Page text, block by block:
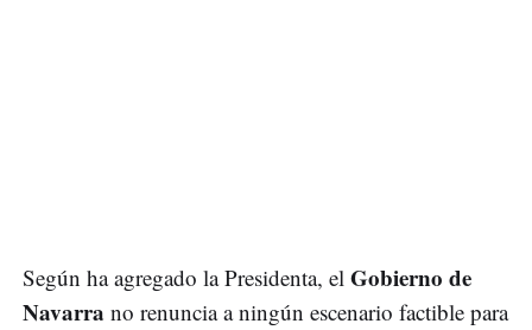
Según ha agregado la Presidenta, el Gobierno de
Navarra no renuncia a ningún escenario factible para